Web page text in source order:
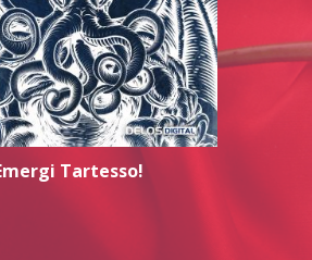
Tartesso!